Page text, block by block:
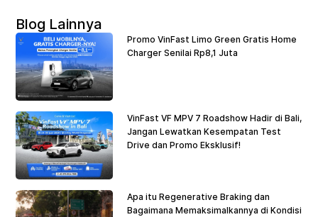
Blog Lainnya
Promo VinFast Limo Green Gratis Home
Charger Senilai Rp8,1 Juta
VinFast VF MPV 7 Roadshow Hadir di Bali,
Jangan Lewatkan Kesempatan Test
Drive dan Promo Eksklusif!
Apa itu Regenerative Braking dan
Bagaimana Memaksimalkannya di Kondisi